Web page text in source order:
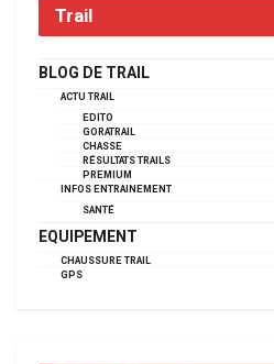
Trail
BLOG DE TRAIL
ACTU TRAIL
EDITO
GORATRAIL
CHASSE
RÉSULTATS TRAILS
PREMIUM
INFOS ENTRAINEMENT
SANTÉ
EQUIPEMENT
CHAUSSURE TRAIL
GPS